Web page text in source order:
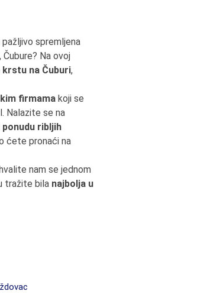
spremljena
Na ovoj
na Čuburi,
firmama koji se
Nalazite se na
ponudu ribljih
ćete pronaći na
nam se jednom
tražite bila najbolja u